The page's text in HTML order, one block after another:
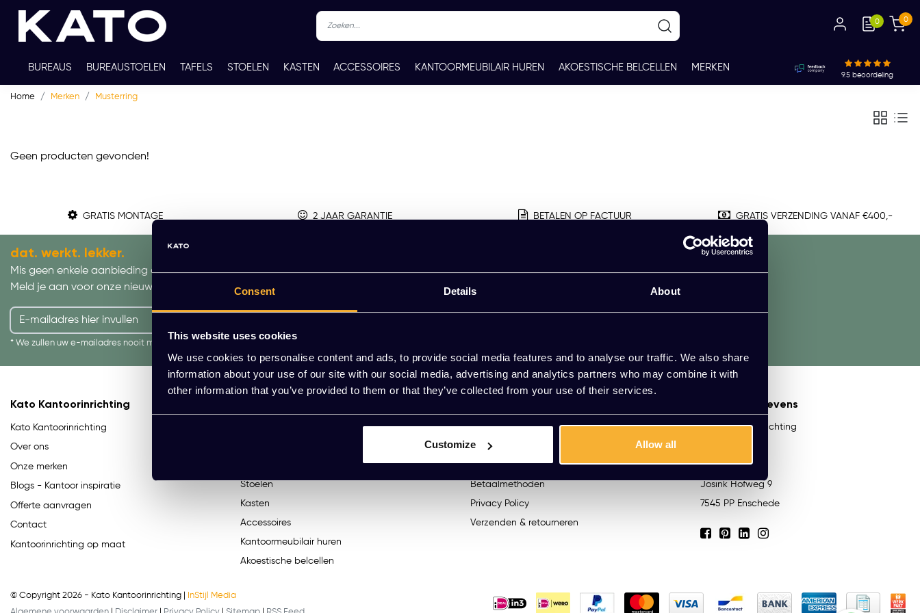
Consent Details About
This website uses cookies
We use cookies to personalise content and ads, to provide social media features and to analyse our traffic. We also share
information about your use of our site with our social media, advertising and analytics partners who may combine it with
other information that you’ve provided to them or that they’ve collected from your use of their services.
Customize Allow all
0 0
BUREAUS BUREAUSTOELEN TAFELS STOELEN KASTEN ACCESSOIRES KANTOORMEUBILAIR HUREN AKOESTISCHE BELCELLEN MERKEN
TWEEDEHANDS THUISWERKPLEKKEN
9.5 beoordeling
Home Merken Musterring
Geen producten gevonden!
GRATIS MONTAGE 2 JAAR GARANTIE BETALEN OP FACTUUR GRATIS VERZENDING VANAF €400,-
dat. werkt. lekker.
Mis geen enkele aanbieding of actie.
Meld je aan voor onze nieuwsbrief!
* We zullen uw e-mailadres nooit met iemand anders delen.
We helpen je graag. Raadpleeg onze klantenservice.
Kato Kantoorinrichting
Kato Kantoorinrichting
Over ons
Onze merken
Blogs - Kantoor inspiratie
Offerte aanvragen
Contact
Kantoorinrichting op maat
Stoelen
Kasten
Accessoires
Kantoormeubilair huren
Akoestische belcellen
Klantenservice
Cookie Statement
Algemene voorwaarden
Betaalmethoden
Privacy Policy
Verzenden & retourneren
Contactgegevens
Kato Kantoorinrichting
[email protected]
Josink Hofweg 9
7545 PP Enschede
© Copyright 2026 - Kato Kantoorinrichting |
InStijl Media